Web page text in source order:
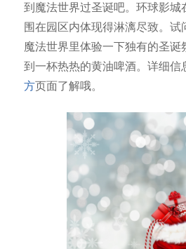
到魔法世界过圣诞吧。环球影城
围在园区内体现得淋漓尽致。试
魔法世界里体验一下独有的圣诞
到一杯热热的黄油啤酒。详细信
方页面了解哦。